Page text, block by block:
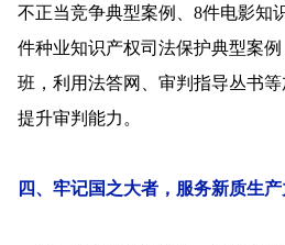
不正当竞争典型案例、8件电影知
件种业知识产权司法保护典型案
班，利用法答网、审判指导丛书
提升审判能力。
四、牢记国之大者，服务新质生